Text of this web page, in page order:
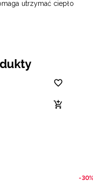
utrzymać ciepło
-30%